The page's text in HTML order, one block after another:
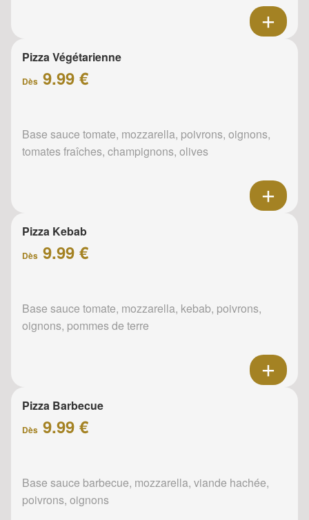
Pizza Végétarienne
Dès 9.99 €
Base sauce tomate, mozzarella, poivrons, oignons,
tomates fraîches, champignons, olives
Pizza Kebab
Dès 9.99 €
Base sauce tomate, mozzarella, kebab, poivrons,
oignons, pommes de terre
Pizza Barbecue
Dès 9.99 €
Base sauce barbecue, mozzarella, viande hachée,
poivrons, oignons